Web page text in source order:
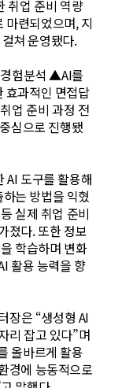
취업 준비 역량
마련되었으며, 지
쳐 운영됐다.
험분석 ▲AI를
과적인 면접답
업 준비 과정 전
심으로 진행됐
AI 도구를 활용해
는 방법을 익혔
실제 취업 준비
졌다. 또한 정보
학습하며 변화
활용 능력을 향
장은 “생성형 AI
리 잡고 있다”며
올바르게 활용
경에 능동적으로